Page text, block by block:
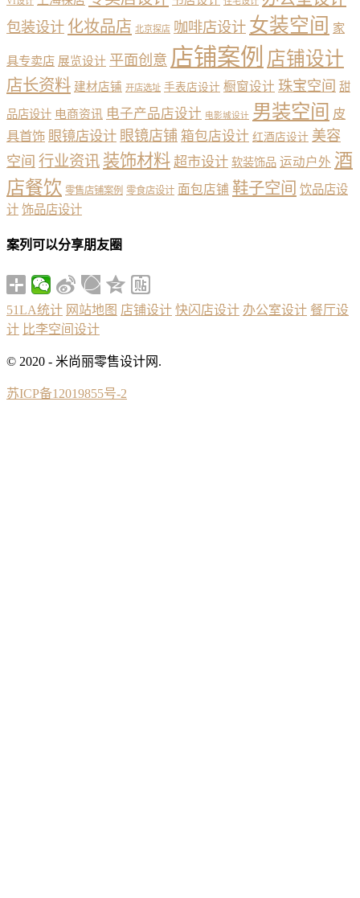
包装设计 化妆品店 北京探店 咖啡店设计 女装空间 家
具专卖店 展览设计 平面创意 店铺案例 店铺设计
店长资料 建材店铺 开店选址 手表店设计 橱窗设计 珠宝空间 甜
品店设计 电商资讯 电子产品店设计 电影城设计 男装空间 皮
具首饰 眼镜店设计 眼镜店铺 箱包店设计 红酒店设计 美容
空间 行业资讯 装饰材料 超市设计 软装饰品 运动户外 酒
店餐饮 零售店铺案例 零食店设计 面包店铺 鞋子空间 饮品店设
计 饰品店设计
案列可以分享朋友圈
51LA统计 网站地图 店铺设计 快闪店设计 办公室设计 餐厅设
计 比李空间设计
© 2020 - 米尚丽零售设计网.
苏ICP备12019855号-2